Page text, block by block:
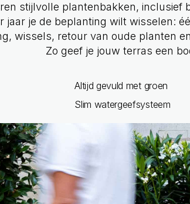
stijlvolle plantenbakken, inclusief
jaar je de beplanting wilt wisselen:
wissels, retour van oude planten
Zo geef je jouw terras een
Altijd gevuld met groen
Slim watergeefsysteem